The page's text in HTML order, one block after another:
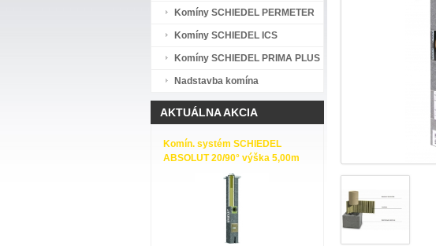
Komíny SCHIEDEL PERMETER
Komíny SCHIEDEL ICS
Komíny SCHIEDEL PRIMA PLUS
Nadstavba komína
AKTUÁLNA AKCIA
Komín. systém SCHIEDEL
ABSOLUT 20/90° výška 5,00m